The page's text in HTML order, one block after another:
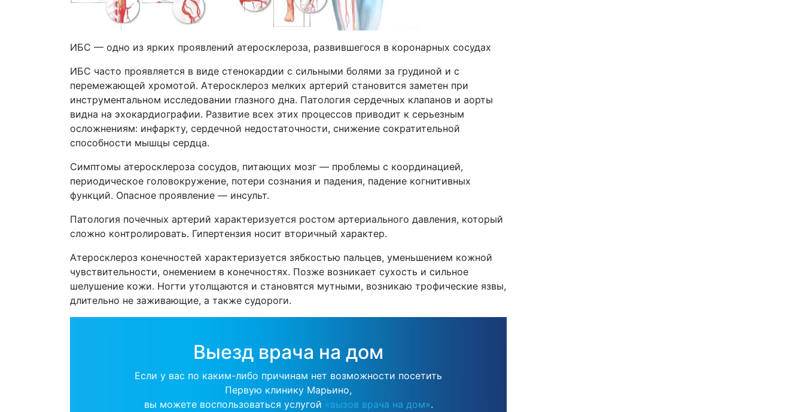
ИБС — одно из ярких проявлений атеросклероза, развившегося в коронарных сосудах
ИБС часто проявляется в виде стенокардии с сильными болями за грудиной и с
перемежающей хромотой. Атеросклероз мелких артерий становится заметен при
инструментальном исследовании глазного дна. Патология сердечных клапанов и аорты
видна на эхокардиографии. Развитие всех этих процессов приводит к серьезным
осложнениям: инфаркту, сердечной недостаточности, снижение сократительной
способности мышцы сердца.
Симптомы атеросклероза сосудов, питающих мозг — проблемы с координацией,
периодическое головокружение, потери сознания и падения, падение когнитивных
функций. Опасное проявление — инсульт.
Патология почечных артерий характеризуется ростом артериального давления, который
сложно контролировать. Гипертензия носит вторичный характер.
Атеросклероз конечностей характеризуется зябкостью пальцев, уменьшением кожной
чувствительности, онемением в конечностях. Позже возникает сухость и сильное
шелушение кожи. Ногти утолщаются и становятся мутными, возникаю трофические язвы,
длительно не заживающие, а также судороги.
Выезд врача на дом
Если у вас по каким-либо причинам нет возможности посетить
Первую клинику Марьино,
вы можете воспользоваться услугой «вызов врача на дом».